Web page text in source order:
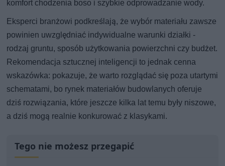
komfort chodzenia boso i szybkie odprowadzanie wody.
Eksperci branżowi podkreślają, że wybór materiału zawsze
powinien uwzględniać indywidualne warunki działki -
rodzaj gruntu, sposób użytkowania powierzchni czy budżet.
Rekomendacja sztucznej inteligencji to jednak cenna
wskazówka: pokazuje, że warto rozglądać się poza utartymi
schematami, bo rynek materiałów budowlanych oferuje
dziś rozwiązania, które jeszcze kilka lat temu były niszowe,
a dziś mogą realnie konkurować z klasykami.
Tego nie możesz przegapić